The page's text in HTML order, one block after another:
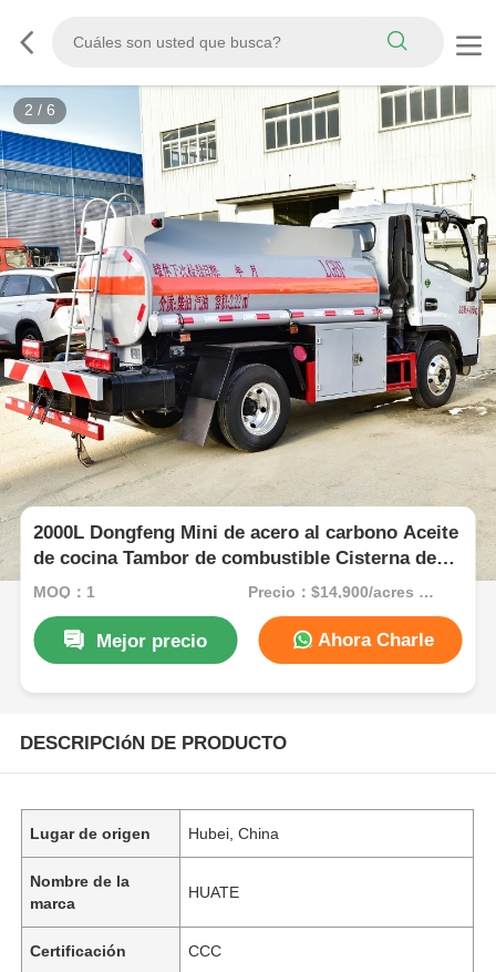
3 / 6
2000L Dongfeng Mini de acero al carbono Aceite
de cocina Tambor de combustible Cisterna de
petróleo Camión de transporte
MOQ：1 Precio：$14,900/acres 1-49 acres
Mejor precio Ahora Charle
DESCRIPCIóN DE PRODUCTO
Lugar de origen Hubei, China
Nombre de la
marca
HUATE
Certificación CCC